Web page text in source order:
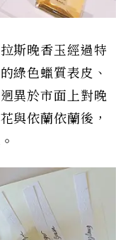
斯晚香玉經過特
綠色蠟質表皮、
異於市面上對晚
與依蘭依蘭後，